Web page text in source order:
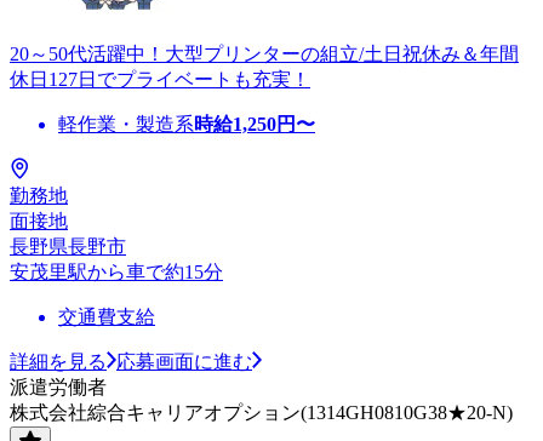
20～50代活躍中！大型プリンターの組立/土日祝休み＆年間
休日127日でプライベートも充実！
軽作業・製造系時給1,250円〜
勤務地
面接地
長野県長野市
安茂里駅から車で約15分
交通費支給
詳細を見る
応募画面に進む
派遣労働者
株式会社綜合キャリアオプション(1314GH0810G38★20-N)